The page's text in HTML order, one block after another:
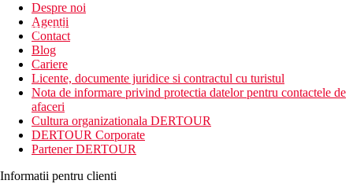
newsletter!
Despre noi
Agentii
Contact
Blog
Cariere
Licente, documente juridice si contractul cu turistul
Nota de informare privind protectia datelor pentru contactele de
afaceri
Cultura organizationala DERTOUR
DERTOUR Corporate
Partener DERTOUR
Informatii pentru clienti